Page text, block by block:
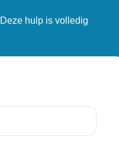
hulp is volledig